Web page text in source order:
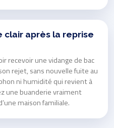
après la reprise
recevoir une vidange de bac
rejet, sans nouvelle fuite au
ni humidité qui revient à
une buanderie vraiment
maison familiale.